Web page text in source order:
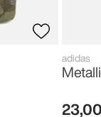
adidas
23,00